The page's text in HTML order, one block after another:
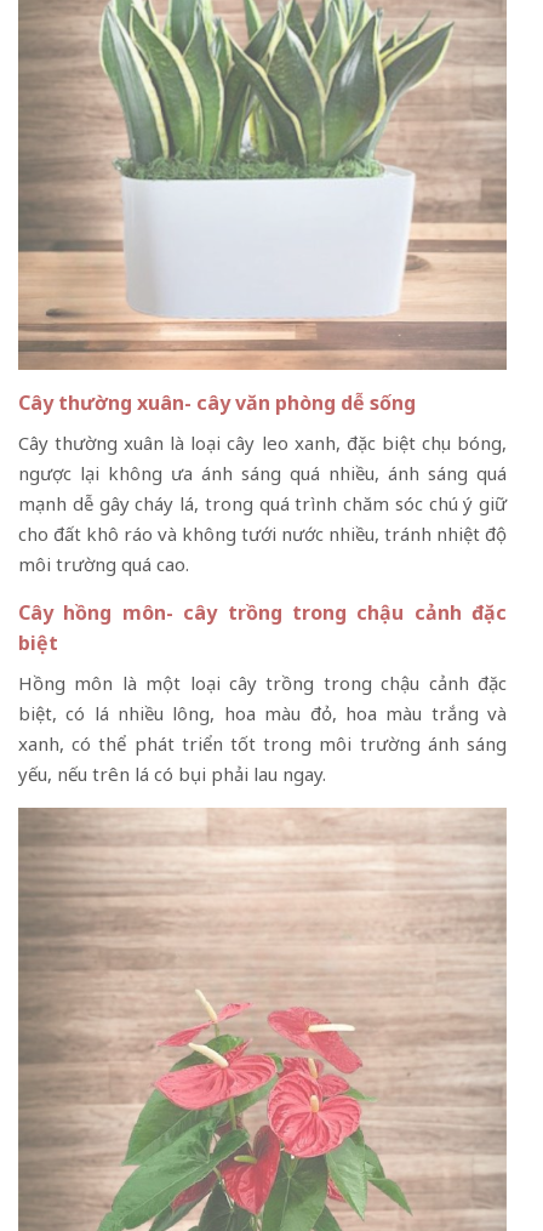
Cây thường xuân- cây văn phòng dễ sống
Cây thường xuân là loại cây leo xanh, đặc biệt chịu bóng,
ngược lại không ưa ánh sáng quá nhiều, ánh sáng quá
mạnh dễ gây cháy lá, trong quá trình chăm sóc chú ý giữ
cho đất khô ráo và không tưới nước nhiều, tránh nhiệt độ
môi trường quá cao.
Cây hồng môn- cây trồng trong chậu cảnh đặc
biệt
Hồng môn là một loại cây trồng trong chậu cảnh đặc
biệt, có lá nhiều lông, hoa màu đỏ, hoa màu trắng và
xanh, có thể phát triển tốt trong môi trường ánh sáng
yếu, nếu trên lá có bụi phải lau ngay.